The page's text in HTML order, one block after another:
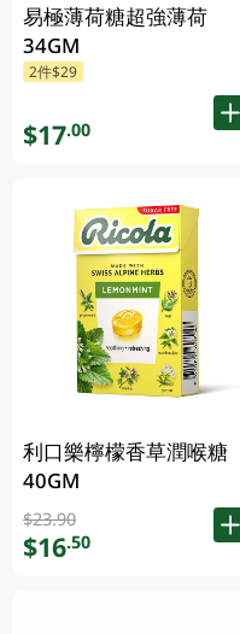
易極薄荷糖超強薄荷
34GM
2件$29
$17.00
利口樂檸檬香草潤喉糖
40GM
$23.90
$16.50